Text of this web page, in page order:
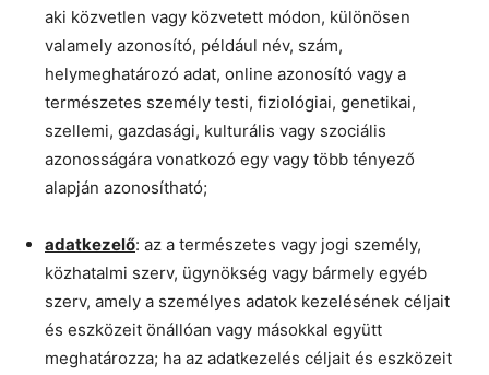
aki közvetlen vagy közvetett módon, különösen
valamely azonosító, például név, szám,
helymeghatározó adat, online azonosító vagy a
természetes személy testi, fiziológiai, genetikai,
szellemi, gazdasági, kulturális vagy szociális
azonosságára vonatkozó egy vagy több tényező
alapján azonosítható;
adatkezelő: az a természetes vagy jogi személy,
közhatalmi szerv, ügynökség vagy bármely egyéb
szerv, amely a személyes adatok kezelésének céljait
és eszközeit önállóan vagy másokkal együtt
meghatározza; ha az adatkezelés céljait és eszközeit